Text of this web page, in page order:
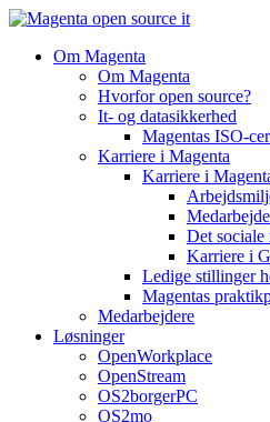
Videre
indholdOm Magenta
Om Magenta
Hvorfor open source?
It- og datasikkerhed
Magentas ISO-
Karriere i Magenta
Karriere i
Det
Karriere i
Ledige stillinger
Magentas
Medarbejdere
Løsninger
OpenWorkplace
OpenStream
OS2borgerPC
OS2mo